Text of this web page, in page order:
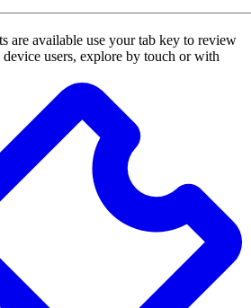
are available use your tab key to review
users, explore by touch or with